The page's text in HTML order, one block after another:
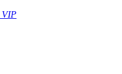
VIP